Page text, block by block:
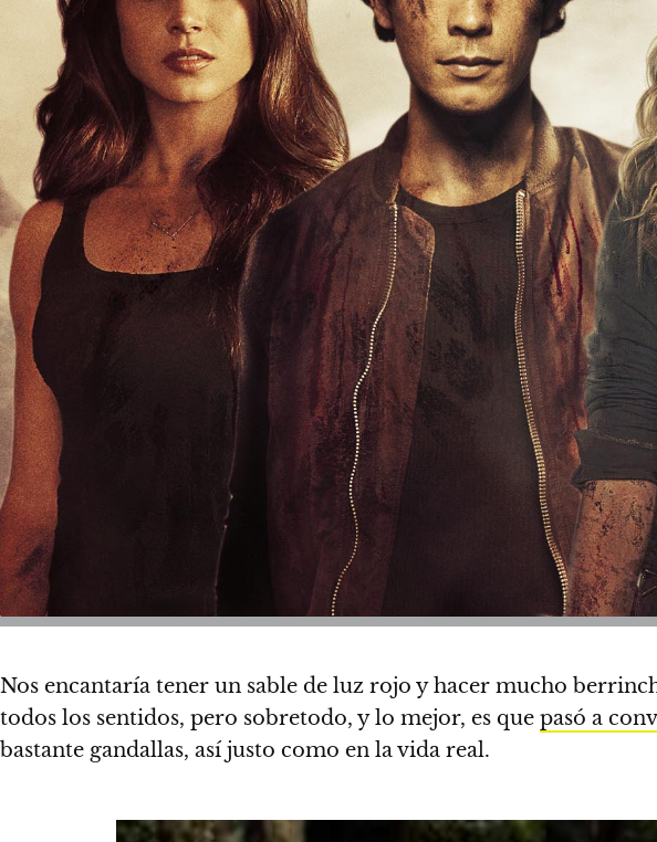
Nos encantaría tener un sable de luz rojo y hacer mucho
todos los sentidos, pero sobretodo, y lo mejor, es que pasó a
bastante gandallas, así justo como en la vida real.